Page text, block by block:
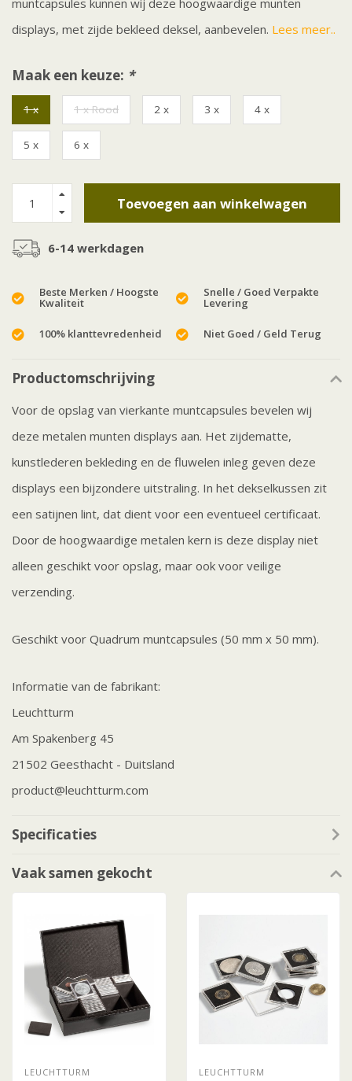
muntcapsules kunnen wij deze hoogwaardige munten
displays, met zijde bekleed deksel, aanbevelen. Lees meer..
Maak een keuze: *
1 x 1 x Rood 2 x 3 x 4 x
5 x 6 x
Toevoegen aan winkelwagen
6-14 werkdagen
Beste Merken / Hoogste
Kwaliteit
Snelle / Goed Verpakte
Levering
100% klanttevredenheid Niet Goed / Geld Terug
Productomschrijving
Voor de opslag van vierkante muntcapsules bevelen wij
deze metalen munten displays aan. Het zijdematte,
kunstlederen bekleding en de fluwelen inleg geven deze
displays een bijzondere uitstraling. In het dekselkussen zit
een satijnen lint, dat dient voor een eventueel certificaat.
Door de hoogwaardige metalen kern is deze display niet
alleen geschikt voor opslag, maar ook voor veilige
verzending.
Geschikt voor Quadrum muntcapsules (50 mm x 50 mm).
Informatie van de fabrikant:
Leuchtturm
Am Spakenberg 45
21502 Geesthacht - Duitsland
product@leuchtturm.com
Specificaties
Vaak samen gekocht
LEUCHTTURM
LEUCHTTURM